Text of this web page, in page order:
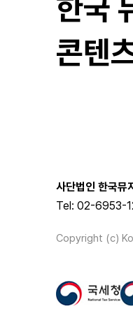
한국
콘텐
사단법인 한국
Tel: 02-6953-
Copyright (c)